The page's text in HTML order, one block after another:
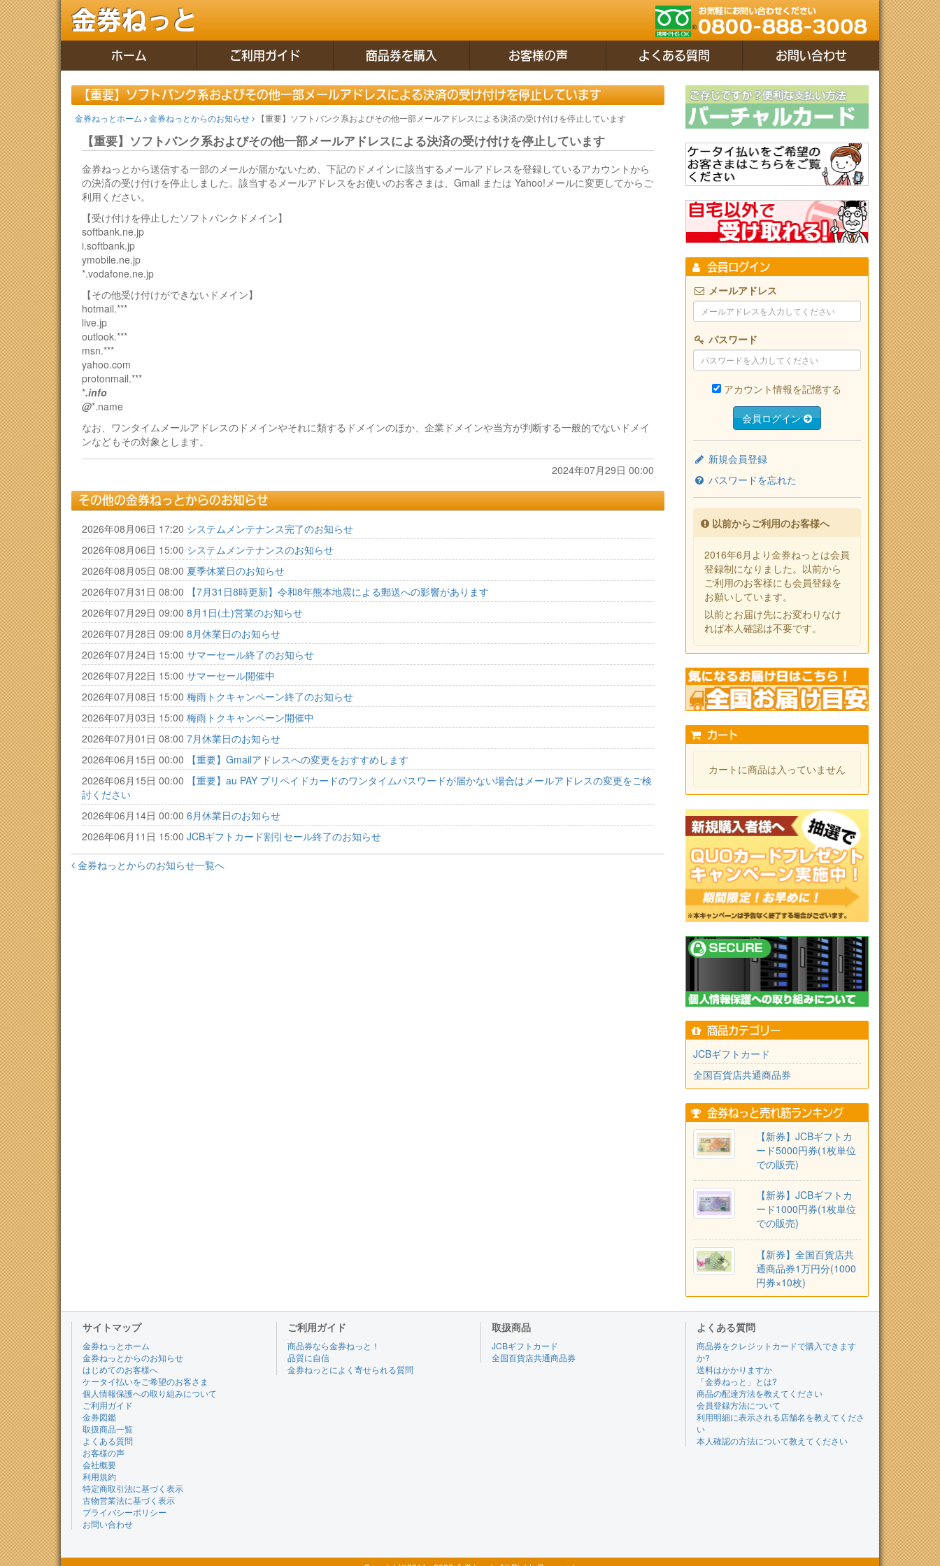
金券ねっと
ホーム ご利用ガイド 商品券を購入 お客様の声 よくある質問 お問い合わせ
【重要】ソフトバンク系およびその他一部メールアドレスによる決済の受け付けを停止しています
金券ねっとホーム
金券ねっとからのお知らせ 【重要】ソフトバンク系およびその他一部メールアドレスによる決済の受け付けを停止しています
【重要】ソフトバンク系およびその他一部メールアドレスによる決済の受け付けを停止しています
金券ねっとから送信する一部のメールが届かないため、下記のドメインに該当するメールアドレスを登録しているアカウントから
の決済の受け付けを停止しました。該当するメールアドレスをお使いのお客さまは、Gmail または Yahoo!メールに変更してからご
利用ください。
【受け付けを停止したソフトバンクドメイン】
softbank.ne.jp
i.softbank.jp
ymobile.ne.jp
*.vodafone.ne.jp
【その他受け付けができないドメイン】
hotmail.***
live.jp
outlook.***
msn.***
yahoo.com
protonmail.***
*.info
@*.name
なお、ワンタイムメールアドレスのドメインやそれに類するドメインのほか、企業ドメインや当方が判断する一般的でないドメイ
ンなどもその対象とします。
2024年07月29日 00:00
その他の金券ねっとからのお知らせ
2026年08月06日 17:20 システムメンテナンス完了のお知らせ
2026年08月06日 15:00 システムメンテナンスのお知らせ
2026年08月05日 08:00 夏季休業日のお知らせ
2026年07月31日 08:00
【7月31日8時更新】令和8年熊本地震による郵送への影響があります
2026年07月29日 09:00 8月1日(土)営業のお知らせ
2026年07月28日 09:00 8月休業日のお知らせ
2026年07月24日 15:00 サマーセール終了のお知らせ
2026年07月22日 15:00 サマーセール開催中
2026年07月08日 15:00 梅雨トクキャンペーン終了のお知らせ
2026年07月03日 15:00 梅雨トクキャンペーン開催中
2026年07月01日 08:00 7月休業日のお知らせ
2026年06月15日 00:00
【重要】Gmailアドレスへの変更をおすすめします
2026年06月15日 00:00
【重要】au PAY プリペイドカードのワンタイムパスワードが届かない場合はメールアドレスの変更をご検
討ください
2026年06月14日 00:00 6月休業日のお知らせ
2026年06月11日 15:00 JCBギフトカード割引セール終了のお知らせ
金券ねっとからのお知らせ一覧へ
会員ログイン
メールアドレス
パスワード
アカウント情報を記憶する
会員ログイン
新規会員登録
パスワードを忘れた
以前からご利用のお客様へ
2016年6月より金券ねっとは会員
登録制になりました。以前から
ご利用のお客様にも会員登録を
お願いしています。
以前とお届け先にお変わりなけ
れば本人確認は不要です。
カート
カートに商品は入っていません
商品カテゴリー
JCBギフトカード
全国百貨店共通商品券
金券ねっと売れ筋ランキング
【新券】JCBギフトカ
ード5000円券(1枚単位
での販売)
【新券】JCBギフトカ
ード1000円券(1枚単位
での販売)
【新券】全国百貨店共
通商品券1万円分(1000
円券×10枚)
サイトマップ
金券ねっとホーム
金券ねっとからのお知らせ
はじめてのお客様へ
ケータイ払いをご希望のお客さま
個人情報保護への取り組みについて
ご利用ガイド
金券図鑑
取扱商品一覧
よくある質問
お客様の声
会社概要
利用規約
特定商取引法に基づく表示
古物営業法に基づく表示
プライバシーポリシー
お問い合わせ
ご利用ガイド
商品券なら金券ねっと！
品質に自信
金券ねっとによく寄せられる質問
取扱商品
JCBギフトカード
全国百貨店共通商品券
よくある質問
商品券をクレジットカードで購入できます
か?
送料はかかりますか
「金券ねっと」とは?
商品の配達方法を教えてください
会員登録方法について
利用明細に表示される店舗名を教えてくださ
い
本人確認の方法について教えてください